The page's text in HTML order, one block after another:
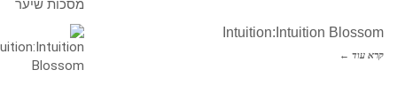
Intuition:Intuition Blossom
קרא עוד ←